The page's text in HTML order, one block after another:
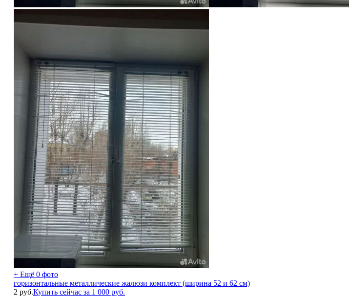
+ Ещё 0 фото
горизонтальные металлические жалюзи комплект (ширина 52 и 62 см)
2 руб.Купить сейчас за 1 000 руб.